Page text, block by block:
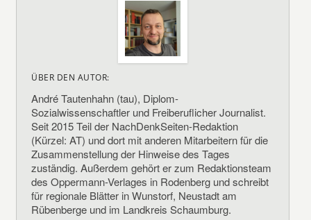
ÜBER DEN AUTOR:
André Tautenhahn (tau), Diplom-
Sozialwissenschaftler und Freiberuflicher Journalist.
Seit 2015 Teil der NachDenkSeiten-Redaktion
(Kürzel: AT) und dort mit anderen Mitarbeitern für die
Zusammenstellung der Hinweise des Tages
zuständig. Außerdem gehört er zum Redaktionsteam
des Oppermann-Verlages in Rodenberg und schreibt
für regionale Blätter in Wunstorf, Neustadt am
Rübenberge und im Landkreis Schaumburg.